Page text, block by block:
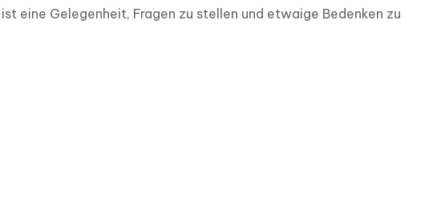
eine Gelegenheit, Fragen zu stellen und etwaige Bedenken zu